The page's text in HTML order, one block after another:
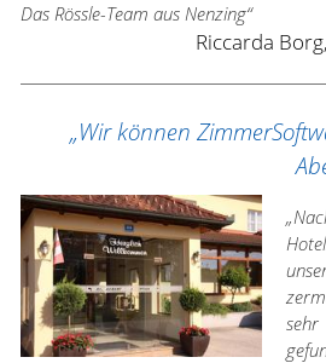
Das Rössle-Team aus Nenzing“
Riccarda Borg,
„Wir können
sehr